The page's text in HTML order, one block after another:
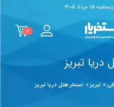
پنجشنبه ۱۵ مرداد ۱۴۰۵
۰
تبریز
> تبریز> استخر هتل دریا تبریز